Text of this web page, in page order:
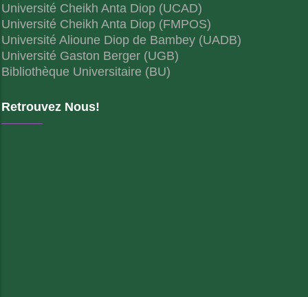
Université Cheikh Anta Diop (UCAD)
Université Cheikh Anta Diop (FMPOS)
Université Alioune Diop de Bambey (UADB)
Université Gaston Berger (UGB)
Bibliothèque Universitaire (BU)
Retrouvez Nous!